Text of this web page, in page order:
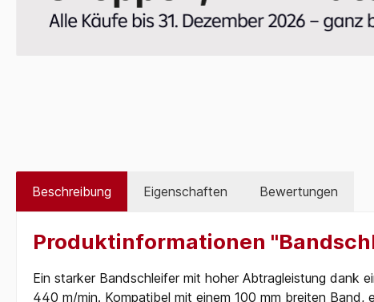
Beschreibung Eigenschaften Bewertungen
Produktinformationen
Ein starker Bandschleifer mit hoher Abtragleistung dank
440 m/min. Kompatibel mit einem 100 mm breiten Band,